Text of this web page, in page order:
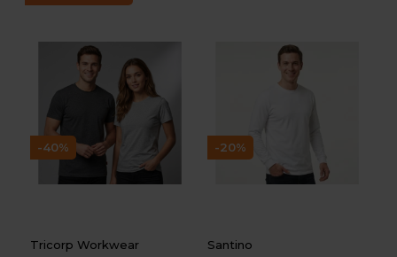
-40%
Tricorp Workwear
-20%
Santino